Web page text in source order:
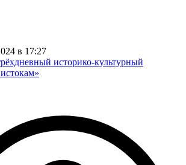
в 17:27
историко-культурный